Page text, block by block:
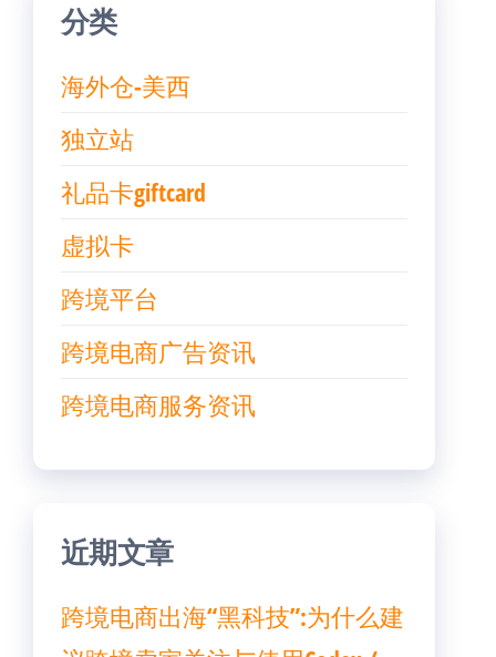
分类
海外仓-美西
独立站
礼品卡giftcard
虚拟卡
跨境平台
跨境电商广告资讯
跨境电商服务资讯
近期文章
跨境电商出海“黑科技”:为什么建